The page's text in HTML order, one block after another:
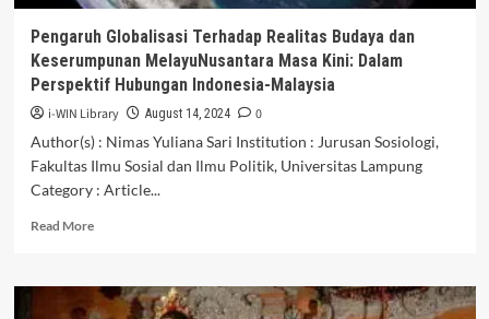
Pengaruh Globalisasi Terhadap Realitas Budaya dan
Keserumpunan MelayuNusantara Masa Kini: Dalam
Perspektif Hubungan Indonesia-Malaysia
i-WIN Library August 14, 2024
0
Author(s) : Nimas Yuliana Sari Institution : Jurusan Sosiologi,
Fakultas Ilmu Sosial dan Ilmu Politik, Universitas Lampung
Category : Article...
Read MoreRead
Pengaruh
Globalisasi